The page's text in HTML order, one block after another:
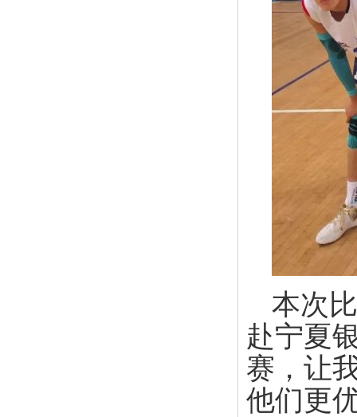
本次
赴宁夏
赛，让
他们更